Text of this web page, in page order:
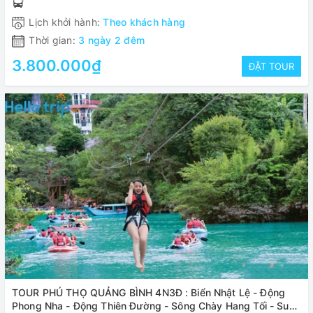
Lịch khởi hành:Theo khách hàng
Thời gian: 3 ngày 2 đêm
3.800.000₫ ĐẶT TOUR
TOUR PHÚ THỌ QUẢNG BÌNH 4N3Đ : Biển Nhật Lệ - Động
Phong Nha - Động Thiên Đường - Sông Chày Hang Tối - Suối